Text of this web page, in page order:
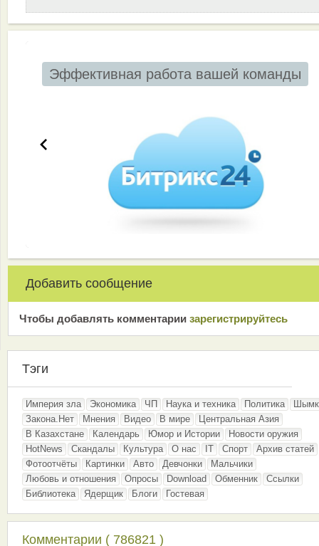
Эффективная работа вашей команды
Добавить сообщение
Чтобы добавлять комментарии зарeгиcтрирyйтeсь
Тэги
Империя зла Экономика ЧП Наука и техника Политика
Закона.Нет
Мнения Видео В мире
Центральная Азия
В Казахстане
Календарь Юмор и Истории
Новости оружия
HotNews
Скандалы Культура О нас IT Спорт
Архив статей
Фотоотчёты
Картинки Авто Девчонки
Мальчики
Любовь и отношения
Опросы Download Обменник
Ссылки
Библиотека
Ядерщик Блоги Гостевая
Комментарии ( 786821 )